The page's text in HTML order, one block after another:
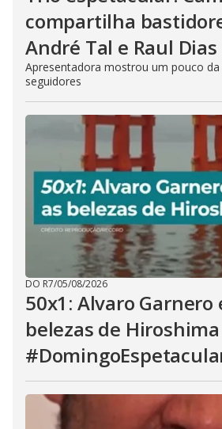
compartilha
André Tal e Raul
Apresentadora mostrou um pouco da
seguidores
DO R7/05/08/2026
50x1: Alvaro Garnero
belezas de